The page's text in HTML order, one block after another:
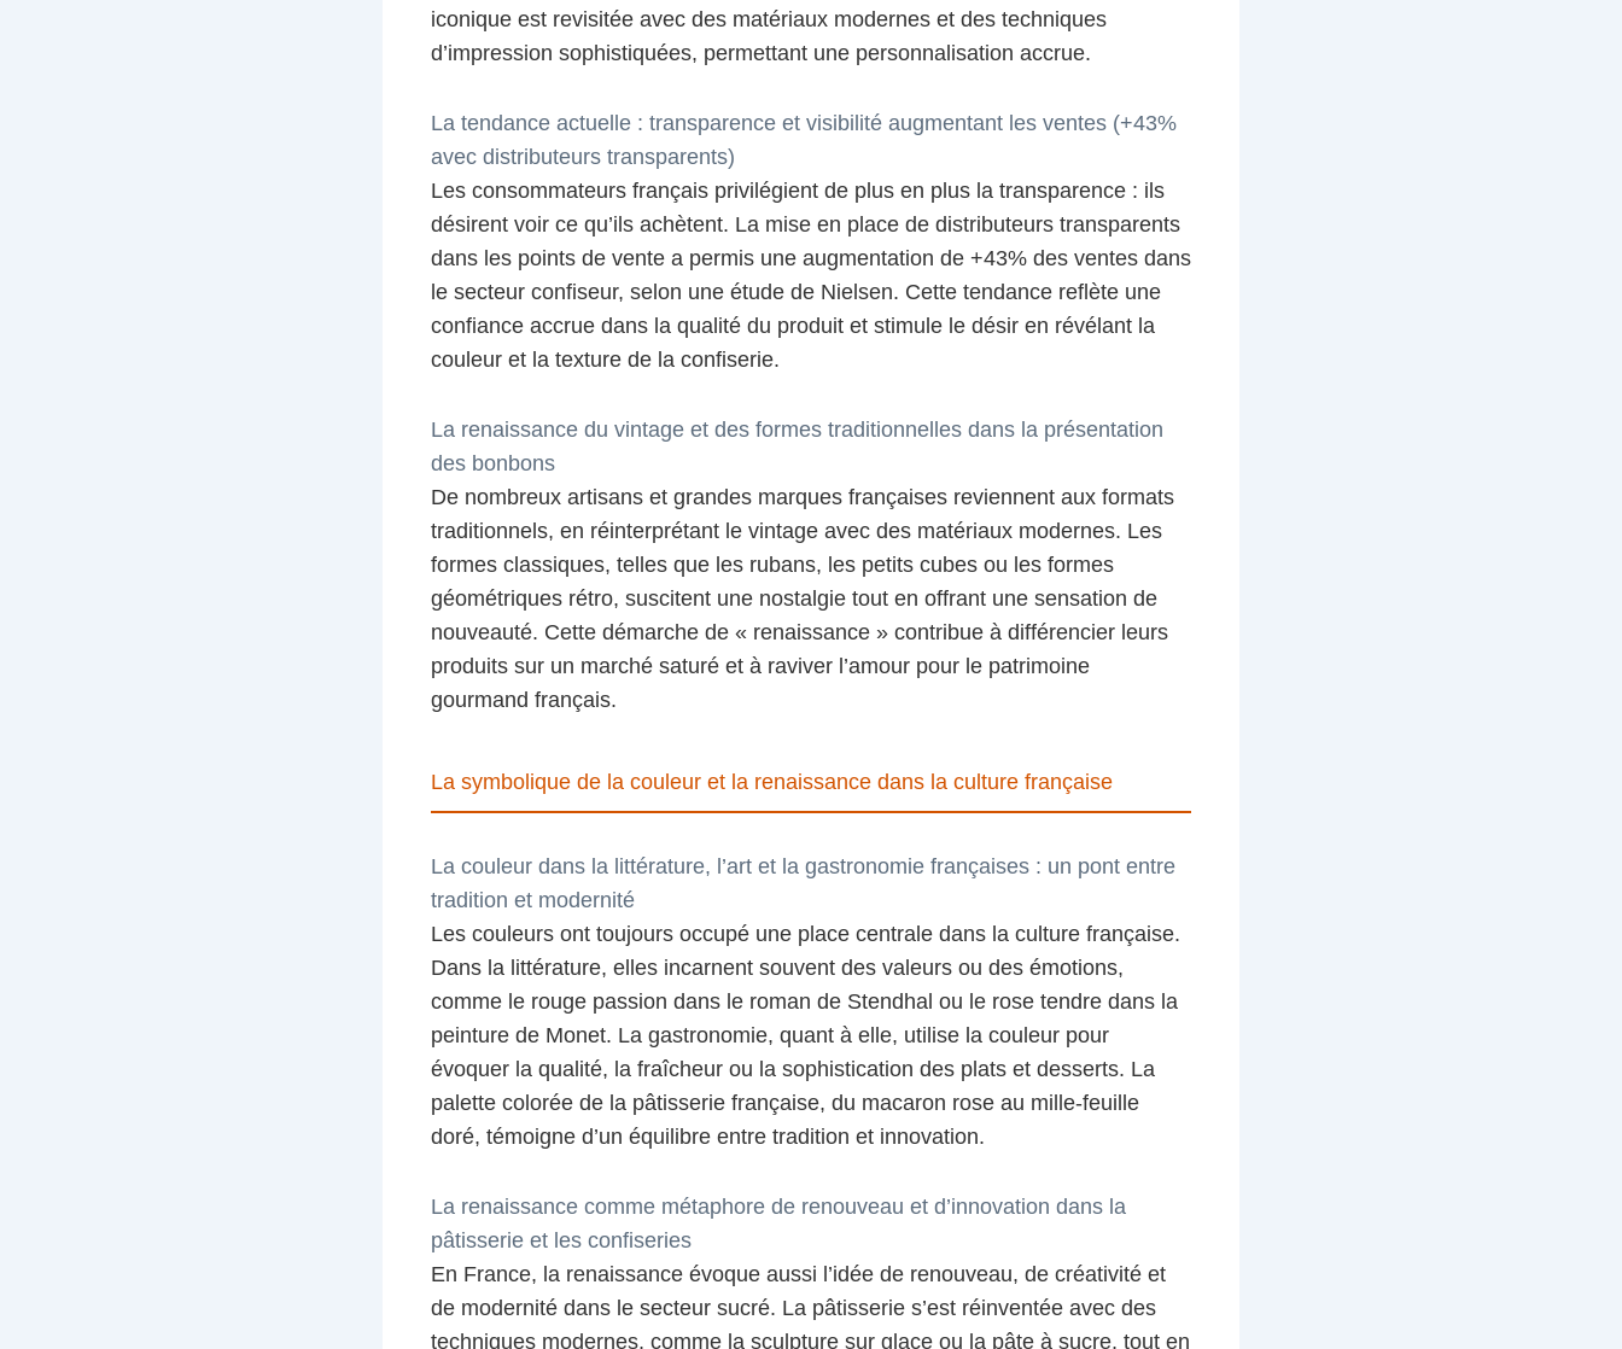
iconique est revisitée avec des matériaux modernes et des techniques
d’impression sophistiquées, permettant une personnalisation accrue.
La tendance actuelle : transparence et visibilité augmentant les ventes (+43%
avec distributeurs transparents)
Les consommateurs français privilégient de plus en plus la transparence : ils
désirent voir ce qu’ils achètent. La mise en place de distributeurs transparents
dans les points de vente a permis une augmentation de +43% des ventes dans
le secteur confiseur, selon une étude de Nielsen. Cette tendance reflète une
confiance accrue dans la qualité du produit et stimule le désir en révélant la
couleur et la texture de la confiserie.
La renaissance du vintage et des formes traditionnelles dans la présentation
des bonbons
De nombreux artisans et grandes marques françaises reviennent aux formats
traditionnels, en réinterprétant le vintage avec des matériaux modernes. Les
formes classiques, telles que les rubans, les petits cubes ou les formes
géométriques rétro, suscitent une nostalgie tout en offrant une sensation de
nouveauté. Cette démarche de « renaissance » contribue à différencier leurs
produits sur un marché saturé et à raviver l’amour pour le patrimoine
gourmand français.
La symbolique de la couleur et la renaissance dans la culture française
La couleur dans la littérature, l’art et la gastronomie françaises : un pont entre
tradition et modernité
Les couleurs ont toujours occupé une place centrale dans la culture française.
Dans la littérature, elles incarnent souvent des valeurs ou des émotions,
comme le rouge passion dans le roman de Stendhal ou le rose tendre dans la
peinture de Monet. La gastronomie, quant à elle, utilise la couleur pour
évoquer la qualité, la fraîcheur ou la sophistication des plats et desserts. La
palette colorée de la pâtisserie française, du macaron rose au mille-feuille
doré, témoigne d’un équilibre entre tradition et innovation.
La renaissance comme métaphore de renouveau et d’innovation dans la
pâtisserie et les confiseries
En France, la renaissance évoque aussi l’idée de renouveau, de créativité et
de modernité dans le secteur sucré. La pâtisserie s’est réinventée avec des
techniques modernes, comme la sculpture sur glace ou la pâte à sucre, tout en